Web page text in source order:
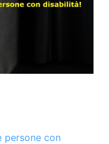
persone con